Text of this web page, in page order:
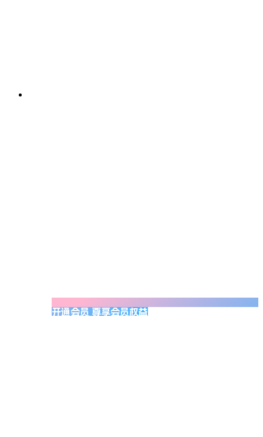
开通会员 尊享会员权益